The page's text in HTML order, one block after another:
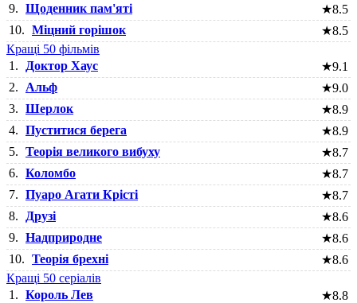
9. Щоденник пам'яті ★8.5
10. Міцний горішок ★8.5
Кращі 50 фільмів
1.
Доктор Хаус ★9.1
2.
Альф ★9.0
3. Шерлок ★8.9
4. Пуститися берега ★8.9
5. Теорія великого вибуху ★8.7
6. Коломбо ★8.7
7. Пуаро Агати Крісті ★8.7
8.
Друзі ★8.6
9. Надприродне ★8.6
10. Теорія брехні ★8.6
Кращі 50 серіалів
1. Король Лев ★8.8